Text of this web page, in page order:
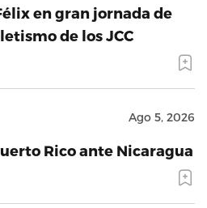
en gran jornada de
de los JCC
Ago 5, 2026
Rico ante Nicaragua